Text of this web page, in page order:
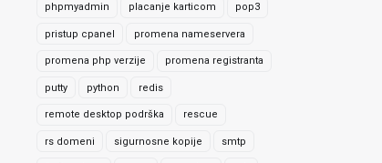
phpmyadmin placanje karticom pop3
pristup cpanel promena nameservera
promena php verzije promena registranta
putty python redis
remote desktop podrška rescue
rs domeni sigurnosne kopije smtp